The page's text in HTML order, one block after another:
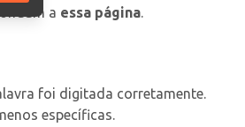
a essa página.
foi digitada corretamente.
específicas.